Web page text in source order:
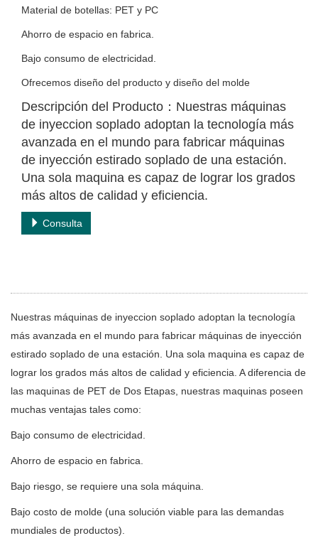
Material de botellas: PET y PC
Ahorro de espacio en fabrica.
Bajo consumo de electricidad.
Ofrecemos diseño del producto y diseño del molde
Descripción del Producto：Nuestras máquinas
de inyeccion soplado adoptan la tecnología más
avanzada en el mundo para fabricar máquinas
de inyección estirado soplado de una estación.
Una sola maquina es capaz de lograr los grados
más altos de calidad y eficiencia.
Consulta
Nuestras máquinas de inyeccion soplado adoptan la tecnología
más avanzada en el mundo para fabricar máquinas de inyección
estirado soplado de una estación. Una sola maquina es capaz de
lograr los grados más altos de calidad y eficiencia. A diferencia de
las maquinas de PET de Dos Etapas, nuestras maquinas poseen
muchas ventajas tales como:
Bajo consumo de electricidad.
Ahorro de espacio en fabrica.
Bajo riesgo, se requiere una sola máquina.
Bajo costo de molde (una solución viable para las demandas
mundiales de productos).